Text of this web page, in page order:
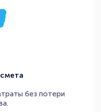
без потери